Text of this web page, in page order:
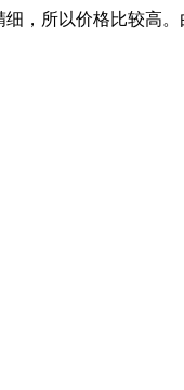
，所以价格比较高